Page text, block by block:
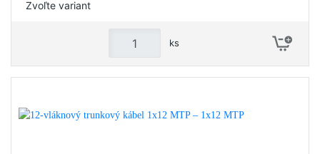
Zvoľte variant
ks